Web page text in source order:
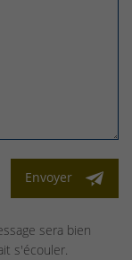
Envoyer
sera bien
s'écouler.